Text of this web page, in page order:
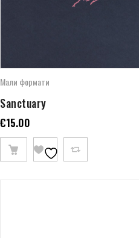
Мали формати
Sanctuary
€15.00